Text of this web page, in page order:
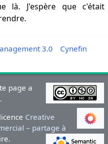
là. J'espère que c'était
3.0
Cynefin
page a
Creative
– partage à